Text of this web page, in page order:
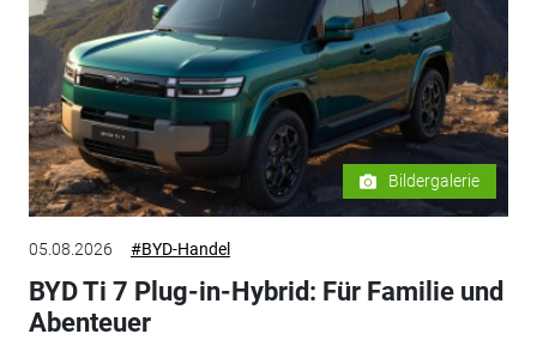
Bildergalerie
05.08.2026 #BYD-Handel
BYD Ti 7 Plug-in-Hybrid: Für Familie und
Abenteuer